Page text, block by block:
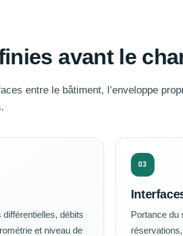
avant le
entre le bâtiment, l’enveloppe
débits
et niveau de
03
Portance du